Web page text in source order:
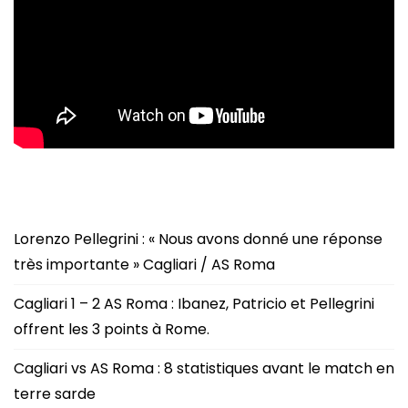
Lorenzo Pellegrini : « Nous avons donné une réponse
très importante » Cagliari / AS Roma
Cagliari 1 – 2 AS Roma : Ibanez, Patricio et Pellegrini
offrent les 3 points à Rome.
Cagliari vs AS Roma : 8 statistiques avant le match en
terre sarde